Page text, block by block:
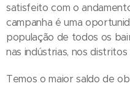
satisfeito com o
campanha é uma
população de todos os
nas indústrias, nos
Temos o maior saldo de